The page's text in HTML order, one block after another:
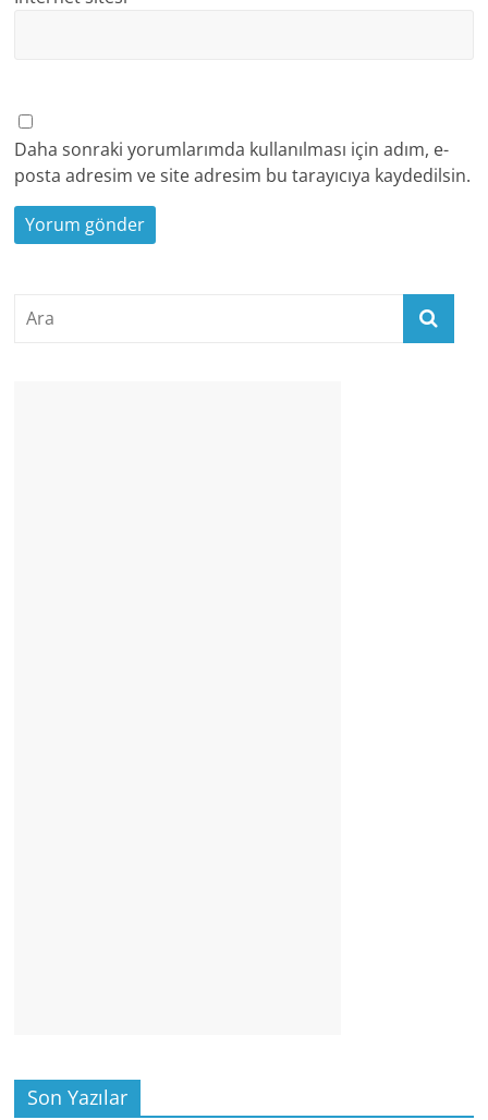
Daha sonraki yorumlarımda kullanılması için adım, e-
posta adresim ve site adresim bu tarayıcıya kaydedilsin.
Son Yazılar